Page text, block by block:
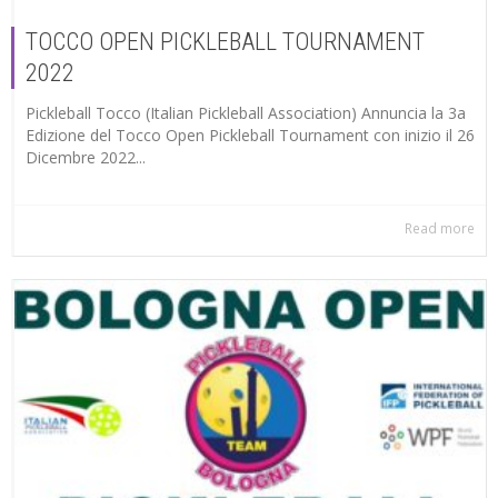
TOCCO OPEN PICKLEBALL TOURNAMENT
2022
Pickleball Tocco (Italian Pickleball Association) Annuncia la 3a
Edizione del Tocco Open Pickleball Tournament con inizio il 26
Dicembre 2022...
Read more